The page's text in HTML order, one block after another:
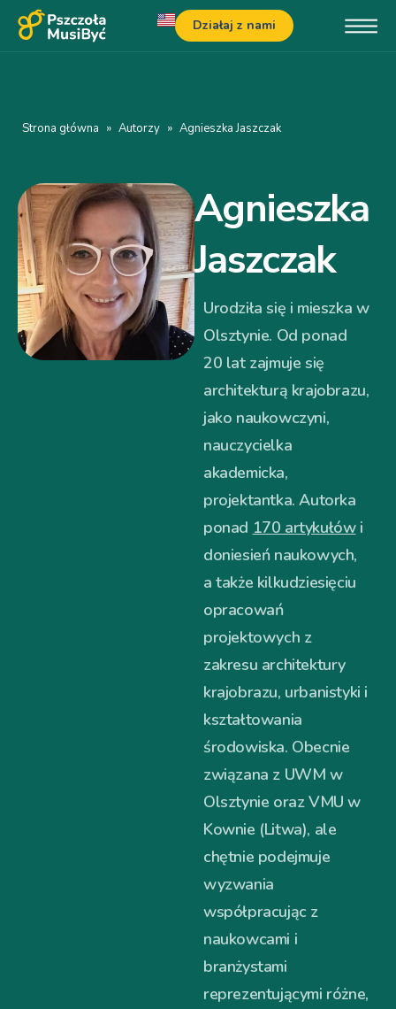
Działaj z nami
Strona główna » Autorzy » Agnieszka Jaszczak
Agnieszka
Jaszczak
Urodziła się i mieszka w
Olsztynie. Od ponad
20 lat zajmuje się
architekturą krajobrazu,
jako naukowczyni,
nauczycielka
akademicka,
projektantka. Autorka
ponad 170 artykułówi
doniesień naukowych,
a także kilkudziesięciu
opracowań
projektowych z
zakresu architektury
krajobrazu, urbanistyki i
kształtowania
środowiska. Obecnie
związana z UWM w
Olsztynie oraz VMU w
Kownie (Litwa), ale
chętnie podejmuje
wyzwania
współpracując z
naukowcami i
branżystami
reprezentującymi różne,